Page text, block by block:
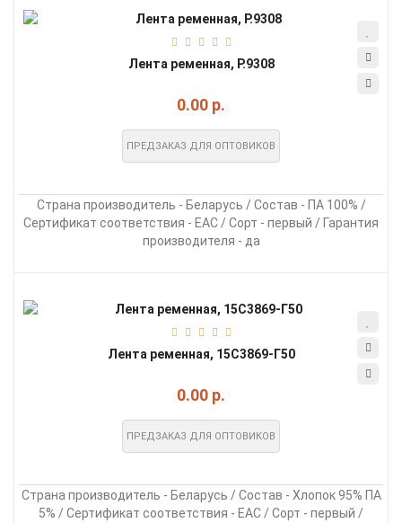
Лента ременная, Р.9308
0.00 р.
ПРЕДЗАКАЗ ДЛЯ ОПТОВИКОВ
Страна производитель - Беларусь / Состав - ПА 100% /
Сертификат соответствия - EAC / Сорт - первый / Гарантия
производителя - да
Лента ременная, 15С3869-Г50
0.00 р.
ПРЕДЗАКАЗ ДЛЯ ОПТОВИКОВ
Страна производитель - Беларусь / Состав - Хлопок 95% ПА
5% / Сертификат соответствия - EAC / Сорт - первый /